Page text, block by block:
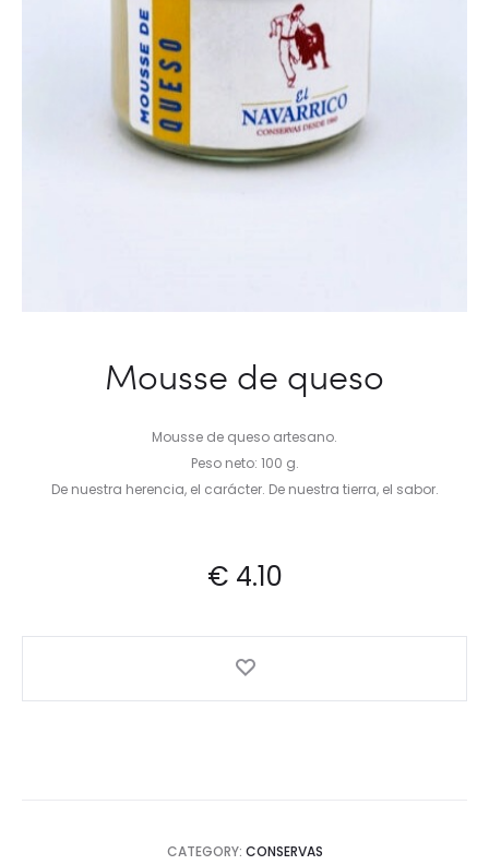
Mousse de queso
Mousse de queso artesano.
Peso neto: 100 g.
De nuestra herencia, el carácter. De nuestra tierra, el sabor.
€ 4.10
CATEGORY: CONSERVAS